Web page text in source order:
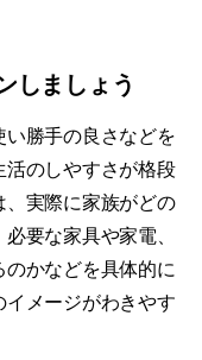
しましょう
い勝手の良さなどを
のしやすさが格段
、実際に家族がどの
要な家具や家電、
かなどを具体的に
イメージがわきやす